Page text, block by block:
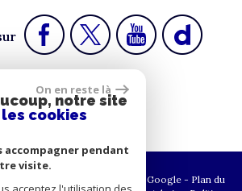
Espace propriétaire
| Traduction powered by Google - Plan du
On en reste là
notre site
cookies
accompagner pendant
visite.